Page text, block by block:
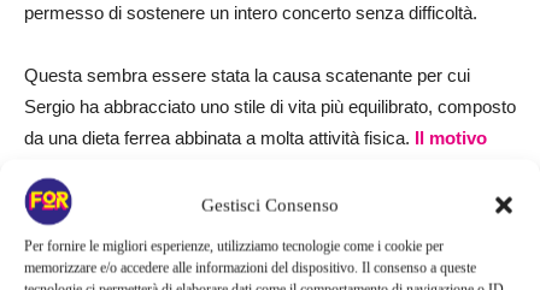
Gestisci Consenso
Per fornire le migliori esperienze, utilizziamo tecnologie come i cookie per
memorizzare e/o accedere alle informazioni del dispositivo. Il consenso a queste
permesso di sostenere un intero concerto senza difficoltà.
Questa sembra essere stata la causa scatenante per cui
Sergio ha abbracciato uno stile di vita più equilibrato, composto
da una dieta ferrea abbinata a molta attività fisica. Il motivo
estetico, bensì passionale.
Sergio non voleva abbandonare il suo sogno – ormai